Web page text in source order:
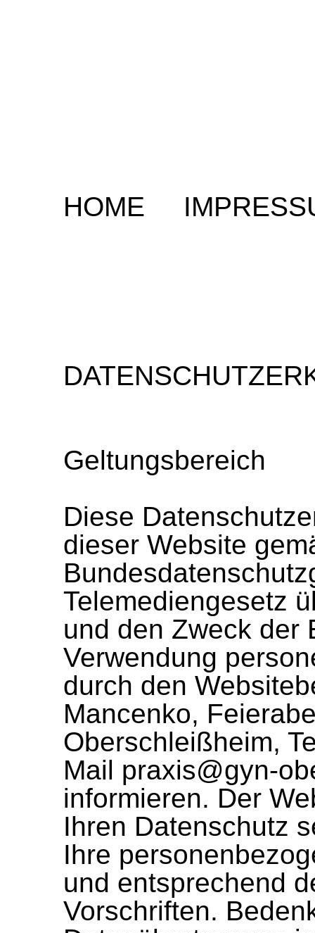
HOME
Geltungsbereich
Diese
dieser Website
Telemediengesetz
und den Zweck der
Verwendung
durch den
Mancenko,
Oberschleißheim,
Mail praxis@gyn-
informieren. Der
Ihren Datenschutz
Ihre
und entsprechend
Vorschriften.